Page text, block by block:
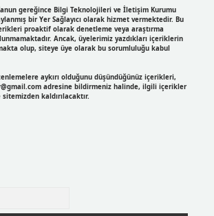
gereğince Bilgi Teknolojileri ve İletişim Kurumu
bir Yer Sağlayıcı olarak hizmet vermektedir. Bu
proaktif olarak denetleme veya araştırma
Ancak, üyelerimiz yazdıkları içeriklerin
olup, siteye üye olarak bu sorumluluğu kabul
aykırı olduğunu düşündüğünüz içerikleri,
adresine bildirmeniz halinde, ilgili içerikler
kaldırılacaktır.